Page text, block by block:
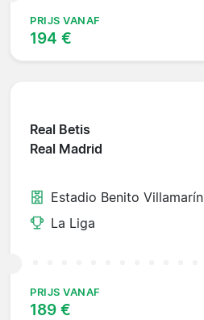
PRIJS VANAF
194 €
Real Betis
Real Madrid
Estadio Benito Villamarín
La Liga
PRIJS VANAF
189 €